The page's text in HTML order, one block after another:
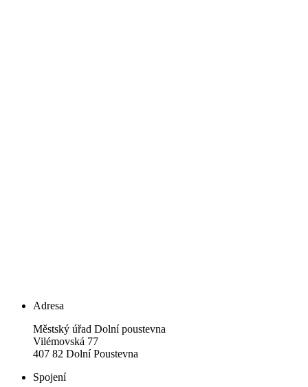
Adresa
Městský úřad Dolní poustevna
Vilémovská 77
407 82 Dolní Poustevna
Spojení